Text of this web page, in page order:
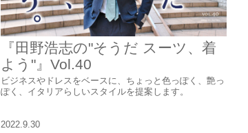
『田野浩志の"そうだ スーツ、着
よう"』Vol.40
ビジネスやドレスをベースに、ちょっと色っぽく、艶っ
ぽく、イタリアらしいスタイルを提案します。
2022.9.30